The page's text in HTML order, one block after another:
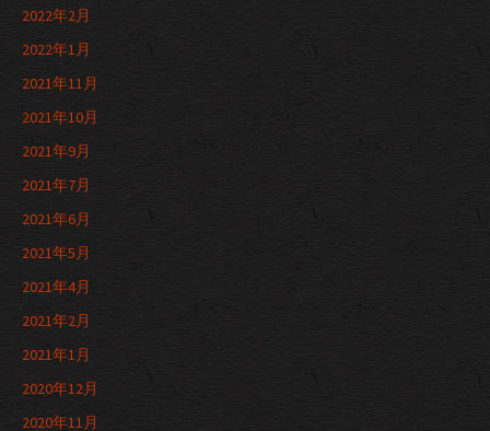
2022年2月
2022年1月
2021年11月
2021年10月
2021年9月
2021年7月
2021年6月
2021年5月
2021年4月
2021年2月
2021年1月
2020年12月
2020年11月